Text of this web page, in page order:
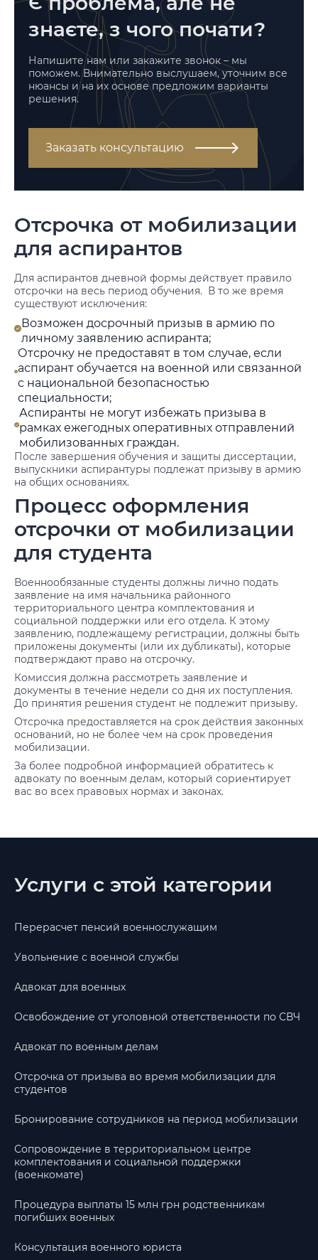
знаєте, з чого почати?
Напишите нам или закажите звонок – мы
поможем. Внимательно выслушаем, уточним все
нюансы и на их основе предложим варианты
решения.
Заказать консультацию
Отсрочка от мобилизации
для аспирантов
Для аспирантов дневной формы действует правило
отсрочки на весь период обучения. В то же время
существуют исключения:
Возможен досрочный призыв в армию по
личному заявлению аспиранта;
Отсрочку не предоставят в том случае, если
аспирант обучается на военной или связанной
с национальной безопасностью
специальности;
Аспиранты не могут избежать призыва в
рамках ежегодных оперативных отправлений
мобилизованных граждан.
После завершения обучения и защиты диссертации,
выпускники аспирантуры подлежат призыву в армию
на общих основаниях.
Процесс оформления
отсрочки от мобилизации
для студента
Военнообязанные студенты должны лично подать
заявление на имя начальника районного
территориального центра комплектования и
социальной поддержки или его отдела. К этому
заявлению, подлежащему регистрации, должны быть
приложены документы (или их дубликаты), которые
подтверждают право на отсрочку.
Комиссия должна рассмотреть заявление и
документы в течение недели со дня их поступления.
До принятия решения студент не подлежит призыву.
Отсрочка предоставляется на срок действия законных
оснований, но не более чем на срок проведения
мобилизации.
За более подробной информацией обратитесь к
адвокату по военным делам, который сориентирует
вас во всех правовых нормах и законах.
Услуги с этой категории
Перерасчет пенсий военнослужащим
Увольнение с военной службы
Адвокат для военных
Освобождение от уголовной ответственности по СВЧ
Адвокат по военным делам
Отсрочка от призыва во время мобилизации для
студентов
Бронирование сотрудников на период мобилизации
Сопровождение в территориальном центре
комплектования и социальной поддержки
(военкомате)
Процедура выплаты 15 млн грн родственникам
погибших военных
Консультация военного юриста